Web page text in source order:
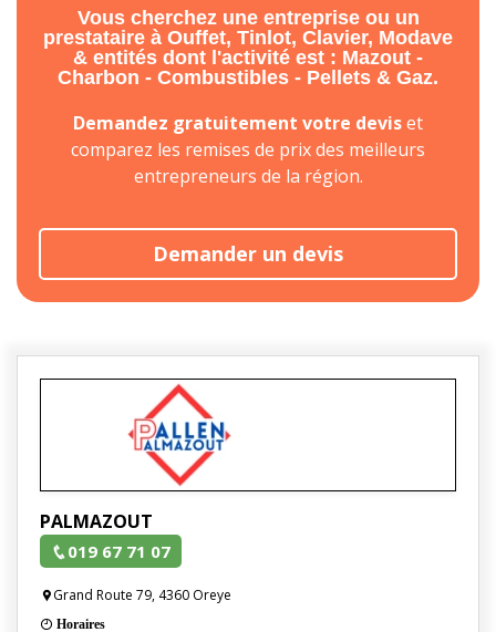
Vous cherchez une entreprise ou un
prestataire à Ouffet, Tinlot, Clavier, Modave
& entités dont l'activité est : Mazout -
Charbon - Combustibles - Pellets & Gaz.
Demandez gratuitement votre deviset
comparez les remises de prix des meilleurs
entrepreneurs de la région.
Demander un devis
PALMAZOUT
019 67 71 07
Grand Route 79, 4360 Oreye
Horaires